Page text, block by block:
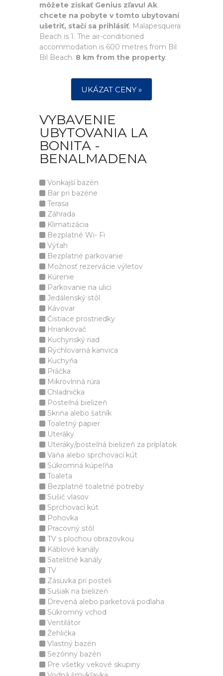
môžete získať Genius zľavu! Ak
chcete na pobyte v tomto ubytovaní
ušetriť, stačí sa prihlásiť. Malapesquera
Beach is 1. The air-conditioned
accommodation is 600 metres from Bil
Bil Beach. 8 km from the property.
UKÁZAT CENY »
VYBAVENIE
UBYTOVANIA LA
BONITA -
BENALMADENA
Vonkajší bazén
Bar pri bazéne
Terasa
Záhrada
Klimatizácia
Bezplatné Wi- Fi
Výťah
Bezplatné parkovanie
Možnosť rezervácie výletov
Kúrenie
Parkovanie na ulici
Jedálenský stôl
Kávovar
Čistiace prostriedky
Hriankovač
Kuchynský riad
Rýchlovarná kanvica
Kuchyňa
Práčka
Mikrovlnná rúra
Chladnička
Posteľná bielizeň
Skriňa alebo šatník
Toaletný papier
Uteráky
Uteráky/posteľná bielizeň za príplatok
Vaňa alebo sprchovací kút
Súkromná kúpeľňa
Toaleta
Bezplatné toaletné potreby
Sušič vlasov
Sprchovací kút
Pohovka
Pracovný stôl
TV s plochou obrazovkou
Káblové kanály
Satelitné kanály
TV
Zásuvka pri posteli
Sušiak na bielizeň
Drevená alebo parketová podlaha
Súkromný vchod
Ventilátor
Žehlička
Vlastný bazén
Sezónny bazén
Pre všetky vekové skupiny